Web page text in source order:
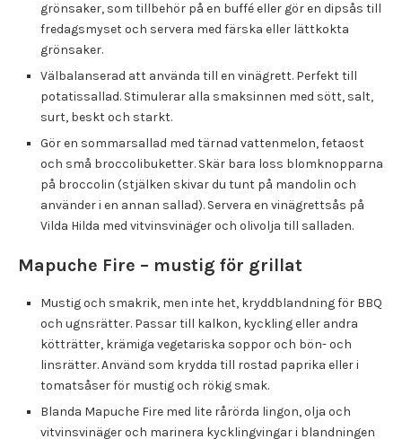
grönsaker, som tillbehör på en buffé eller gör en dipsås till
fredagsmyset och servera med färska eller lättkokta
grönsaker.
Välbalanserad att använda till en vinägrett. Perfekt till
potatissallad. Stimulerar alla smaksinnen med sött, salt,
surt, beskt och starkt.
Gör en sommarsallad med tärnad vattenmelon, fetaost
och små broccolibuketter. Skär bara loss blomknopparna
på broccolin (stjälken skivar du tunt på mandolin och
använder i en annan sallad). Servera en vinägrettsås på
Vilda Hilda med vitvinsvinäger och olivolja till salladen.
Mapuche Fire – mustig för grillat
Mustig och smakrik, men inte het, kryddblandning för BBQ
och ugnsrätter. Passar till kalkon, kyckling eller andra
kötträtter, krämiga vegetariska soppor och bön- och
linsrätter. Använd som krydda till rostad paprika eller i
tomatsåser för mustig och rökig smak.
Blanda Mapuche Fire med lite rårörda lingon, olja och
vitvinsvinäger och marinera kycklingvingar i blandningen